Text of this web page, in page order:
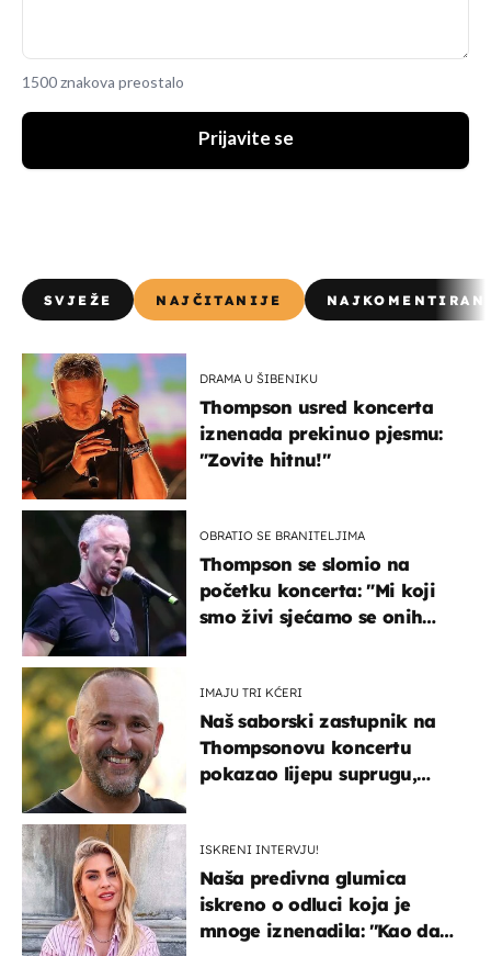
1500 znakova preostalo
Prijavite se
SVJEŽE NAJČITANIJE
DRAMA U ŠIBENIKU
Thompson usred koncerta
iznenada prekinuo pjesmu:
"Zovite hitnu!"
OBRATIO SE BRANITELJIMA
Thompson se slomio na
početku koncerta: "Mi koji
smo živi sjećamo se onih
IMAJU TRI KĆERI
Naš saborski zastupnik na
Thompsonovu koncertu
pokazao lijepu suprugu,
ISKRENI INTERVJU!
Naša predivna glumica
iskreno o odluci koja je
mnoge iznenadila: ''Kao da